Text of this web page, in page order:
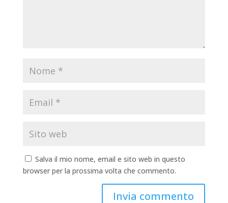
Salva il mio nome, email e sito web in questo
browser per la prossima volta che commento.